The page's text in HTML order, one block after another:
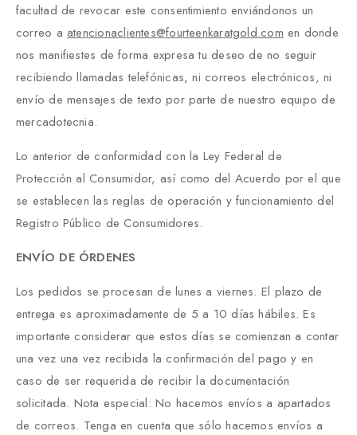
facultad de revocar este consentimiento enviándonos un
correo aatencionaclientes@fourteenkaratgold.com en donde
nos manifiestes de forma expresa tu deseo de no seguir
recibiendo llamadas telefónicas, ni correos electrónicos, ni
envío de mensajes de texto por parte de nuestro equipo de
mercadotecnia.
Lo anterior de conformidad con la Ley Federal de
Protección al Consumidor, así como del Acuerdo por el que
se establecen las reglas de operación y funcionamiento del
Registro Público de Consumidores.
ENVÍO DE ÓRDENES
Los pedidos se procesan de lunes a viernes. El plazo de
entrega es aproximadamente de 5 a 10 días hábiles. Es
importante considerar que estos días se comienzan a contar
una vez una vez recibida la confirmación del pago y en
caso de ser requerida de recibir la documentación
solicitada. Nota especial: No hacemos envíos a apartados
de correos. Tenga en cuenta que sólo hacemos envíos a